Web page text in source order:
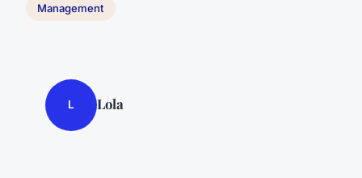
Management
L Lola